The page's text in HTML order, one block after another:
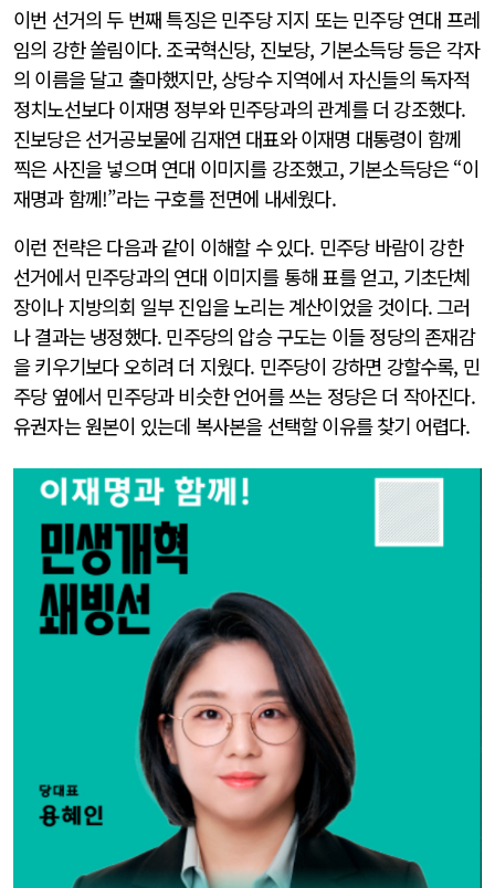
이번 선거의 두 번째 특징은 민주당 지지 또는 민주당 연대 프레
임의 강한 쏠림이다. 조국혁신당, 진보당, 기본소득당 등은 각자
의 이름을 달고 출마했지만, 상당수 지역에서 자신들의 독자적
정치노선보다 이재명 정부와 민주당과의 관계를 더 강조했다.
진보당은 선거공보물에 김재연 대표와 이재명 대통령이 함께
찍은 사진을 넣으며 연대 이미지를 강조했고, 기본소득당은 “이
재명과 함께!”라는 구호를 전면에 내세웠다.
이런 전략은 다음과 같이 이해할 수 있다. 민주당 바람이 강한
선거에서 민주당과의 연대 이미지를 통해 표를 얻고, 기초단체
장이나 지방의회 일부 진입을 노리는 계산이었을 것이다. 그러
나 결과는 냉정했다. 민주당의 압승 구도는 이들 정당의 존재감
을 키우기보다 오히려 더 지웠다. 민주당이 강하면 강할수록, 민
주당 옆에서 민주당과 비슷한 언어를 쓰는 정당은 더 작아진다.
유권자는 원본이 있는데 복사본을 선택할 이유를 찾기 어렵다.